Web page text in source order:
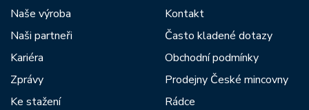
Naše výroba
Naši partneři
Kariéra
Zprávy
Ke stažení
Kontakt
Často kladené dotazy
Obchodní podmínky
Prodejny České mincovny
Rádce